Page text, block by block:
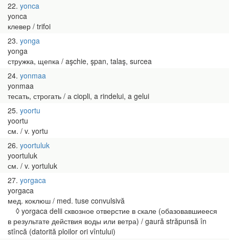
22 yonca
yonca
клевер / trifoi
23 yonga
yonga
стружка, щепка / aşchie, şpan, talaş, surcea
24 yonmaa
yonmaa
тесать, строгать / а ciopli, a rindelui, a gelui
25 yoortu
yoortu
см. / v. yortu
26 yoortuluk
yoortuluk
см. / v. yortuluk
27 yorgaca
yorgaca
мед. коклюш / med. tuse convulsivă
◊ yorgaca delii сквозное отверстие в скале (обазовавшиееся
в результате действия воды или ветра) / gaură străpunsă în
stîncă (datorită ploilor ori vîntului)